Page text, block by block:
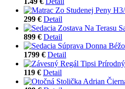
299 € Detail
899 € Detail
1799 € Detail
119 € Detail